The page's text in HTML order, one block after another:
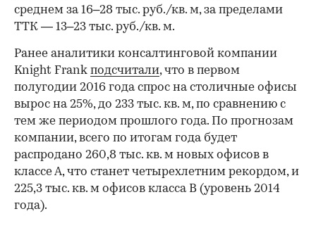
среднем за 16–28 тыс. руб./кв. м, за пределами
ТТК — 13–23 тыс. руб./кв. м.
Ранее аналитики консалтинговой компании
Knight Frank подсчитали, что в первом
полугодии 2016 года спрос на столичные офисы
вырос на 25%, до 233 тыс. кв. м, по сравнению с
тем же периодом прошлого года. По прогнозам
компании, всего по итогам года будет
распродано 260,8 тыс. кв. м новых офисов в
классе А, что станет четырехлетним рекордом, и
225,3 тыс. кв. м офисов класса B (уровень 2014
года).